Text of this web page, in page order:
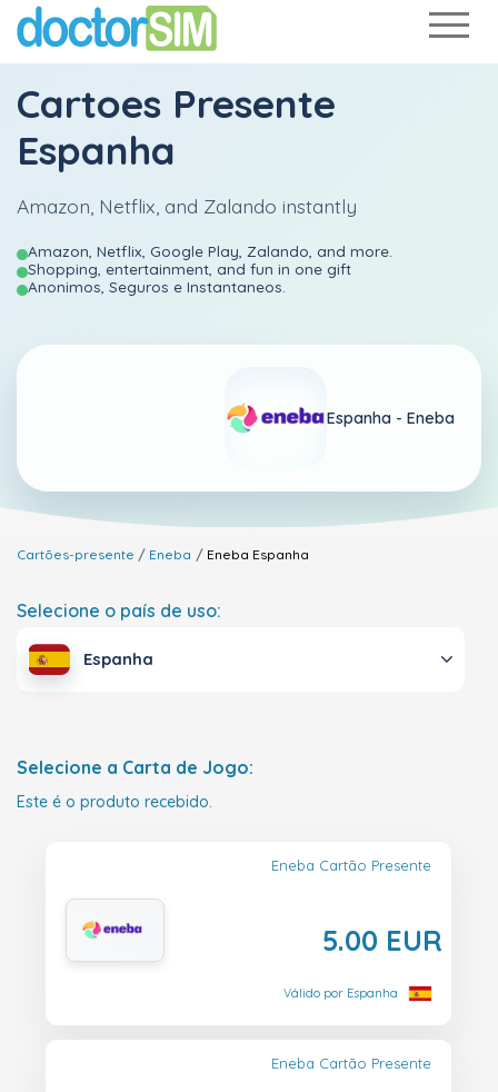
Cartoes Presente
Espanha
Amazon, Netflix, and Zalando instantly
Amazon, Netflix, Google Play, Zalando, and more.
Shopping, entertainment, and fun in one gift
Anonimos, Seguros e Instantaneos.
Espanha - Eneba
Cartões-presente Eneba Eneba Espanha
Selecione o país de uso:
Espanha
Selecione a Carta de Jogo:
Este é o produto recebido.
Eneba Cartão Presente
5.00 EUR
Válido por Espanha
Eneba Cartão Presente